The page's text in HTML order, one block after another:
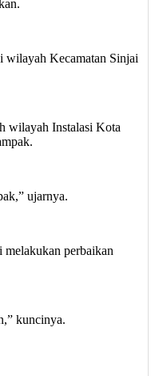
wilayah Kecamatan Sinjai
wilayah Instalasi Kota
ujarnya.
perbaikan
kuncinya.